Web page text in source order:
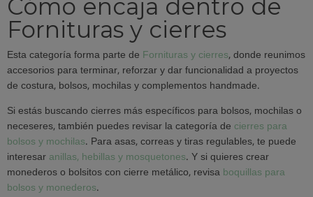
Cómo encaja dentro de
Fornituras y cierres
Esta categoría forma parte de Fornituras y cierres, donde reunimos
accesorios para terminar, reforzar y dar funcionalidad a proyectos
de costura, bolsos, mochilas y complementos handmade.
Si estás buscando cierres más específicos para bolsos, mochilas o
neceseres, también puedes revisar la categoría de cierres para
bolsos y mochilas. Para asas, correas y tiras regulables, te puede
interesar anillas, hebillas y mosquetones. Y si quieres crear
monederos o bolsitos con cierre metálico, revisa boquillas para
bolsos y monederos.